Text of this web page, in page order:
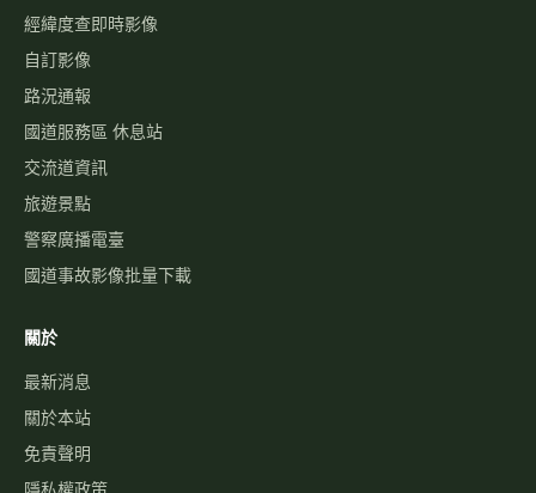
經緯度查即時影像
自訂影像
路況通報
國道服務區 休息站
交流道資訊
旅遊景點
警察廣播電臺
國道事故影像批量下載
關於
最新消息
關於本站
免責聲明